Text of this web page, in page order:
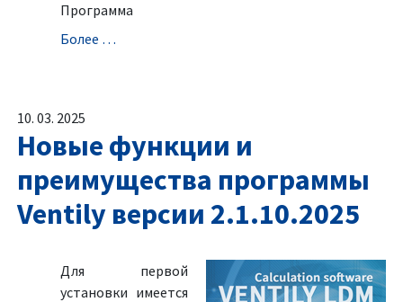
Программа
Болeе …
10. 03. 2025
Новые функции и
преимущества программы
Ventily версии 2.1.10.2025
Для первой
установки имеется